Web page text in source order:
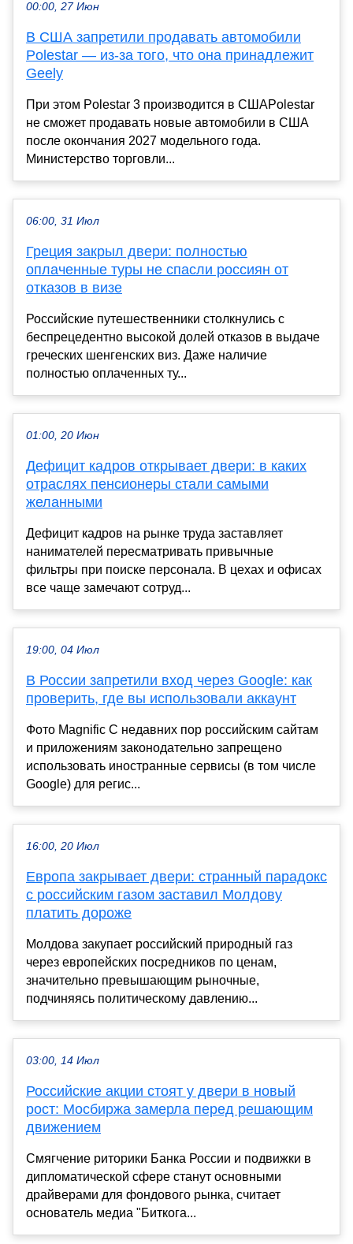
00:00, 27 Июн
В США запретили продавать автомобили
Polestar — из-за того, что она принадлежит
Geely
При этом Polestar 3 производится в СШАPolestar
не сможет продавать новые автомобили в США
после окончания 2027 модельного года.
Министерство торговли...
06:00, 31 Июл
Греция закрыл двери: полностью
оплаченные туры не спасли россиян от
отказов в визе
Российские путешественники столкнулись с
беспрецедентно высокой долей отказов в выдаче
греческих шенгенских виз. Даже наличие
полностью оплаченных ту...
01:00, 20 Июн
Дефицит кадров открывает двери: в каких
отраслях пенсионеры стали самыми
желанными
Дефицит кадров на рынке труда заставляет
нанимателей пересматривать привычные
фильтры при поиске персонала. В цехах и офисах
все чаще замечают сотруд...
19:00, 04 Июл
В России запретили вход через Google: как
проверить, где вы использовали аккаунт
Фото Magnific С недавних пор российским сайтам
и приложениям законодательно запрещено
использовать иностранные сервисы (в том числе
Google) для регис...
16:00, 20 Июл
Европа закрывает двери: странный парадокс
с российским газом заставил Молдову
платить дороже
Молдова закупает российский природный газ
через европейских посредников по ценам,
значительно превышающим рыночные,
подчиняясь политическому давлению...
03:00, 14 Июл
Российские акции стоят у двери в новый
рост: Мосбиржа замерла перед решающим
движением
Смягчение риторики Банка России и подвижки в
дипломатической сфере станут основными
драйверами для фондового рынка, считает
основатель медиа "Биткога...